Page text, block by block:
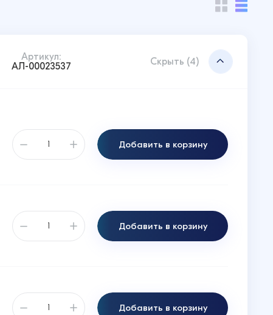
Артикул:
АЛ-00023537
Скрыть (4)
Добавить в корзину
Добавить в корзину
Добавить в корзину